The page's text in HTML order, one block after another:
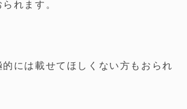
れます。
には載せてほしくない方もおられ